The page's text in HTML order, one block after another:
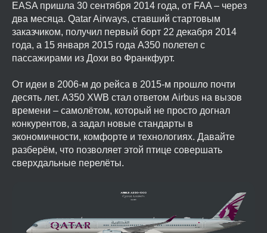
EASA пришла 30 сентября 2014 года, от FAA – через
два месяца. Qatar Airways, ставший стартовым
заказчиком, получил первый борт 22 декабря 2014
года, а 15 января 2015 года A350 полетел с
пассажирами из Дохи во Франкфурт.
От идеи в 2006-м до рейса в 2015-м прошло почти
десять лет. A350 XWB стал ответом Airbus на вызов
времени – самолётом, который не просто догнал
конкурентов, а задал новые стандарты в
экономичности, комфорте и технологиях. Давайте
разберём, что позволяет этой птице совершать
сверхдальные перелёты.